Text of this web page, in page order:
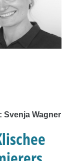
Svenja Wagner